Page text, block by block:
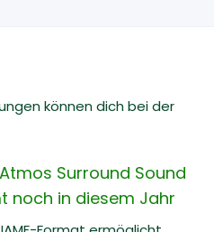
können dich bei der
Surround Sound
noch in diesem Jahr